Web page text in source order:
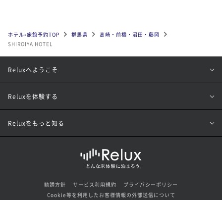
ホテル•旅館予約TOP 群馬県
高崎・前橋・沼田・藤岡
SHIROIYA HOTEL
Reluxへようこそ
Reluxを体験する
Reluxをもっと知る
勧誘方針 サービス利用規約
プライバシーポリシー
Cookie等を利用したお客様情報の外部送信について